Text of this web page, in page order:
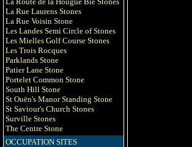
La Rue Laurens Stones
La Rue Voisin Stone
Les Landes Semi Circle of Stones
Les Mielles Golf Course Stones
Les Trois Rocques
Parklands Stone
Patier Lane Stone
Portelet Common Stone
South Hill Stone
St Ouën's Manor Standing Stone
St Saviour's Church Stones
Surville Stones
The Centre Stone
OCCUPATION SITES